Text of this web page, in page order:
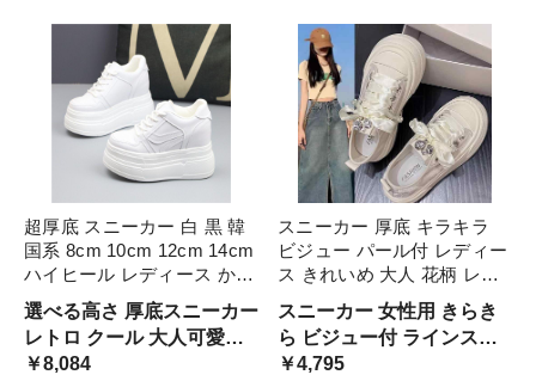
みカラー 学生 ぽってり 丸
み 個性的 存在感
ト スニーカー 女の子 ダデ
ィ お父さん 走りやすい 軽
い ラフ
超厚底 スニーカー 白 黒 韓
国系 8cm 10cm 12cm 14cm
ハイヒール レディース かっ
こいい 個性的 運動靴 本革
レザースニーカー 身長アッ
プ 美スタイル プラットフォ
ーム ク 脚長
選べる高さ 厚底スニーカー
レトロ クール 大人可愛い
ガール 白色 黒色 モノトー
￥8,084
スニーカー 厚底 キラキラ
ビジュー パール付 レディー
ス きれいめ 大人 花柄 レー
ス 個性的 可愛い 韓国系 シ
ューズ 黒 白 ピンク 華やか
クリスタル インスタ オルチ
ャン 光沢 リボ 映える
スニーカー 女性用 きらき
ら ビジュー付 ラインスト
ーン 宝石 ジュエリー 飾り
￥4,795